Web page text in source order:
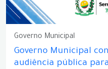
Governo Municipal
Governo Municipal
audiência pública